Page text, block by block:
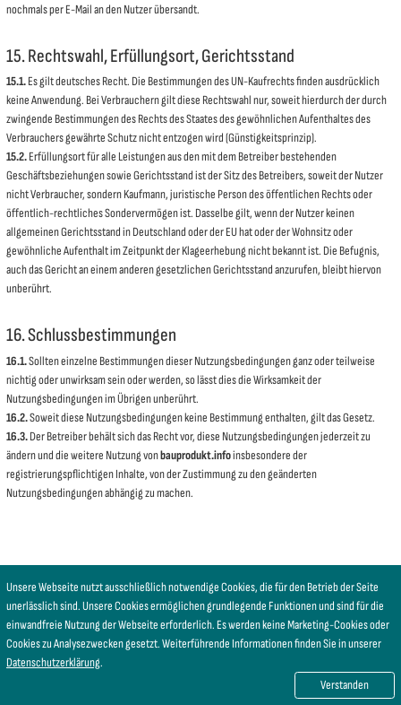
nochmals per E-Mail an den Nutzer übersandt.
15. Rechtswahl, Erfüllungsort, Gerichtsstand
15.1.Es gilt deutsches Recht. Die Bestimmungen des UN-Kaufrechts finden ausdrücklich
keine Anwendung. Bei Verbrauchern gilt diese Rechtswahl nur, soweit hierdurch der durch
zwingende Bestimmungen des Rechts des Staates des gewöhnlichen Aufenthaltes des
Verbrauchers gewährte Schutz nicht entzogen wird (Günstigkeitsprinzip).
15.2.Erfüllungsort für alle Leistungen aus den mit dem Betreiber bestehenden
Geschäftsbeziehungen sowie Gerichtsstand ist der Sitz des Betreibers, soweit der Nutzer
nicht Verbraucher, sondern Kaufmann, juristische Person des öffentlichen Rechts oder
öffentlich-rechtliches Sondervermögen ist. Dasselbe gilt, wenn der Nutzer keinen
allgemeinen Gerichtsstand in Deutschland oder der EU hat oder der Wohnsitz oder
gewöhnliche Aufenthalt im Zeitpunkt der Klageerhebung nicht bekannt ist. Die Befugnis,
auch das Gericht an einem anderen gesetzlichen Gerichtsstand anzurufen, bleibt hiervon
unberührt.
16. Schlussbestimmungen
16.1.Sollten einzelne Bestimmungen dieser Nutzungsbedingungen ganz oder teilweise
nichtig oder unwirksam sein oder werden, so lässt dies die Wirksamkeit der
Nutzungsbedingungen im Übrigen unberührt.
16.2.Soweit diese Nutzungsbedingungen keine Bestimmung enthalten, gilt das Gesetz.
16.3.Der Betreiber behält sich das Recht vor, diese Nutzungsbedingungen jederzeit zu
ändern und die weitere Nutzung vonbauprodukt.infoinsbesondere der
registrierungspflichtigen Inhalte, von der Zustimmung zu den geänderten
Nutzungsbedingungen abhängig zu machen.
Unsere Webseite nutzt ausschließlich notwendige Cookies, die für den Betrieb der Seite
unerlässlich sind. Unsere Cookies ermöglichen grundlegende Funktionen und sind für die
einwandfreie Nutzung der Webseite erforderlich. Es werden keine Marketing-Cookies oder
Cookies zu Analysezwecken gesetzt. Weiterführende Informationen finden Sie in unserer
Datenschutzerklärung.
Verstanden